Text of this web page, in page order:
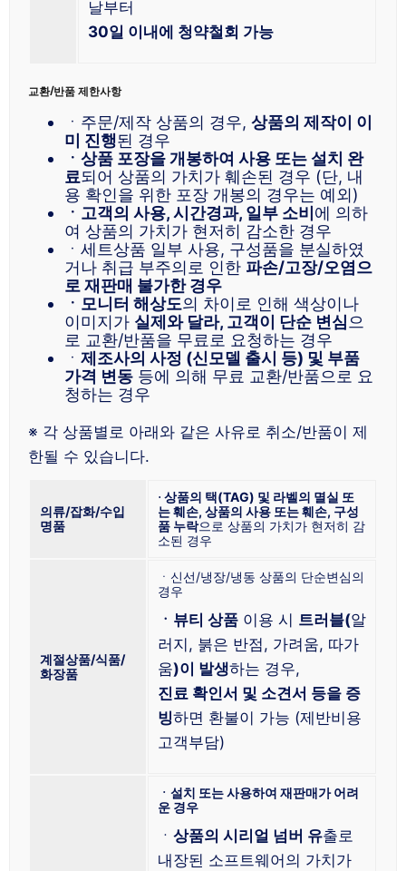
날부터
30일 이내에 청약철회 가능
교환/반품 제한사항
ㆍ주문/제작 상품의 경우, 상품의 제작이 이
미 진행된 경우
ㆍ상품 포장을 개봉하여 사용 또는 설치 완
료되어 상품의 가치가 훼손된 경우 (단, 내
용 확인을 위한 포장 개봉의 경우는 예외)
ㆍ고객의 사용, 시간경과, 일부 소비 에 의하
여 상품의 가치가 현저히 감소한 경우
ㆍ세트상품 일부 사용, 구성품을 분실하였
거나 취급 부주의로 인한 파손/고장/오염으
로 재판매 불가한 경우
ㆍ모니터 해상도의 차이로 인해 색상이나
이미지가 실제와 달라, 고객이 단순 변심으
로 교환/반품을 무료로 요청하는 경우
ㆍ 제조사의 사정 (신모델 출시 등) 및 부품
가격 변동 등에 의해 무료 교환/반품으로 요
청하는 경우
※ 각 상품별로 아래와 같은 사유로 취소/반품이 제
한될 수 있습니다.
의류/잡화/수입
명품
⋅ 상품의 택(TAG) 및 라벨의 멸실 또
는 훼손, 상품의 사용 또는 훼손, 구성
품 누락으로 상품의 가치가 현저히 감
소된 경우
계절상품/식품/
화장품
ㆍ신선/냉장/냉동 상품의 단순변심의
경우
ㆍ뷰티 상품 이용 시 트러블(알
러지, 붉은 반점, 가려움, 따가
움)이 발생하는 경우,
진료 확인서 및 소견서 등을 증
빙하면 환불이 가능 (제반비용
고객부담)
ㆍ설치 또는 사용하여 재판매가 어려
운 경우
ㆍ 상품의 시리얼 넘버 유출로
내장된 소프트웨어의 가치가